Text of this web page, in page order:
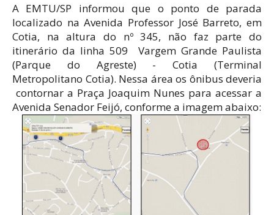
A EMTU/SP informou que o ponto de parada
localizado na Avenida Professor José Barreto, em
Cotia, na altura do nº 345, não faz parte do
itinerário da linha 509 Vargem Grande Paulista
(Parque do Agreste) - Cotia (Terminal
Metropolitano Cotia). Nessa área os ônibus deveria
contornar a Praça Joaquim Nunes para acessar a
Avenida Senador Feijó, conforme a imagem abaixo: